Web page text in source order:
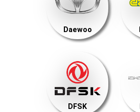
Daewoo
DFSK